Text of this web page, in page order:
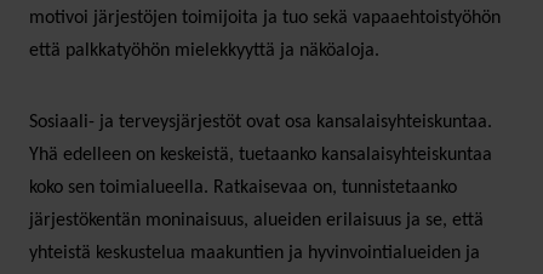
motivoi järjestöjen toimijoita ja tuo sekä vapaaehtoistyöhön
että palkkatyöhön mielekkyyttä ja näköaloja.
Sosiaali- ja terveysjärjestöt ovat osa kansalaisyhteiskuntaa.
Yhä edelleen on keskeistä, tuetaanko kansalaisyhteiskuntaa
koko sen toimialueella. Ratkaisevaa on, tunnistetaanko
järjestökentän moninaisuus, alueiden erilaisuus ja se, että
yhteistä keskustelua maakuntien ja hyvinvointialueiden ja